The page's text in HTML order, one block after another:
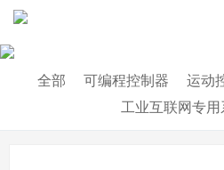
全部 可编程控制器 运动
工业互联网专用